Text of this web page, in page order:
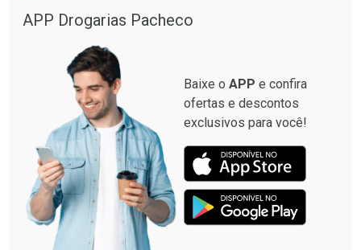
APP Drogarias Pacheco
Baixe o APP e confira
ofertas e descontos
exclusivos para você!